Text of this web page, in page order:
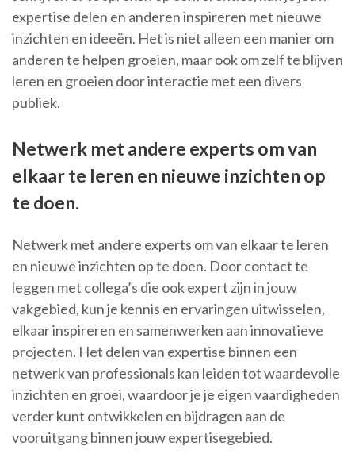
expertise delen en anderen inspireren met nieuwe
inzichten en ideeën. Het is niet alleen een manier om
anderen te helpen groeien, maar ook om zelf te blijven
leren en groeien door interactie met een divers
publiek.
Netwerk met andere experts om van
elkaar te leren en nieuwe inzichten op
te doen.
Netwerk met andere experts om van elkaar te leren
en nieuwe inzichten op te doen. Door contact te
leggen met collega’s die ook expert zijn in jouw
vakgebied, kun je kennis en ervaringen uitwisselen,
elkaar inspireren en samenwerken aan innovatieve
projecten. Het delen van expertise binnen een
netwerk van professionals kan leiden tot waardevolle
inzichten en groei, waardoor je je eigen vaardigheden
verder kunt ontwikkelen en bijdragen aan de
vooruitgang binnen jouw expertisegebied.